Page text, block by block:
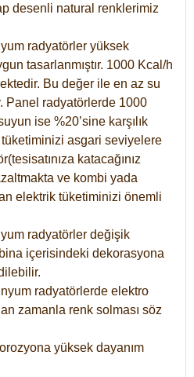
desenli natural renklerimiz
radyatörler yüksek
tasarlanmıştır. 1000 Kcal/h
Bu değer ile en az su
Panel radyatörlerde 1000
ise %20’sine karşılık
asgari seviyelere
katacağınız
ve kombi yada
elektrik tüketiminizi önemli
radyatörler değişik
içerisindeki dekorasyona
radyatörlerde elektro
zamanla renk solması söz
yüksek dayanım